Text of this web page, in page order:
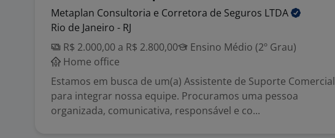
Metaplan Consultoria e Corretora de Seguros LTDA
Rio de Janeiro - RJ
R$ 2.000,00 a R$ 2.800,00
Ensino Médio (2º Grau)
Home office
Estamos em busca de um(a) Assistente de Suporte Comercial
para integrar nossa equipe. Procuramos uma pessoa
organizada, comunicativa, responsável e co...